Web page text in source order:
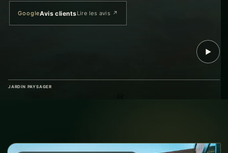
GoogleAvis clientsLire les avis ↗
JARDIN PAYSAGER